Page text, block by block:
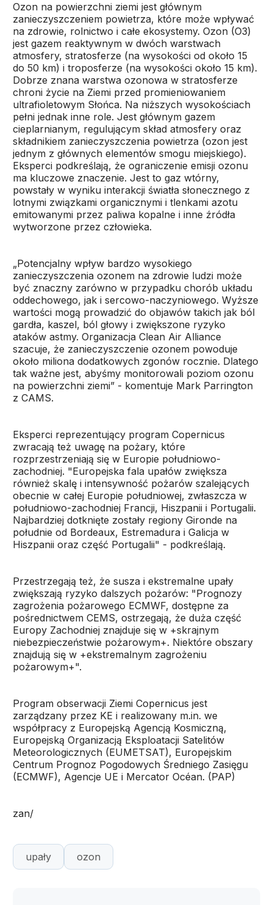
Ozon na powierzchni ziemi jest głównym
zanieczyszczeniem powietrza, które może wpływać
na zdrowie, rolnictwo i całe ekosystemy. Ozon (O3)
jest gazem reaktywnym w dwóch warstwach
atmosfery, stratosferze (na wysokości od około 15
do 50 km) i troposferze (na wysokości około 15 km).
Dobrze znana warstwa ozonowa w stratosferze
chroni życie na Ziemi przed promieniowaniem
ultrafioletowym Słońca. Na niższych wysokościach
pełni jednak inne role. Jest głównym gazem
cieplarnianym, regulującym skład atmosfery oraz
składnikiem zanieczyszczenia powietrza (ozon jest
jednym z głównych elementów smogu miejskiego).
Eksperci podkreślają, że ograniczenie emisji ozonu
ma kluczowe znaczenie. Jest to gaz wtórny,
powstały w wyniku interakcji światła słonecznego z
lotnymi związkami organicznymi i tlenkami azotu
emitowanymi przez paliwa kopalne i inne źródła
wytworzone przez człowieka.
„Potencjalny wpływ bardzo wysokiego
zanieczyszczenia ozonem na zdrowie ludzi może
być znaczny zarówno w przypadku chorób układu
oddechowego, jak i sercowo-naczyniowego. Wyższe
wartości mogą prowadzić do objawów takich jak ból
gardła, kaszel, ból głowy i zwiększone ryzyko
ataków astmy. Organizacja Clean Air Alliance
szacuje, że zanieczyszczenie ozonem powoduje
około miliona dodatkowych zgonów rocznie. Dlatego
tak ważne jest, abyśmy monitorowali poziom ozonu
na powierzchni ziemi” - komentuje Mark Parrington
z CAMS.
Eksperci reprezentujący program Copernicus
zwracają też uwagę na pożary, które
rozprzestrzeniają się w Europie południowo-
zachodniej. "Europejska fala upałów zwiększa
również skalę i intensywność pożarów szalejących
obecnie w całej Europie południowej, zwłaszcza w
południowo-zachodniej Francji, Hiszpanii i Portugalii.
Najbardziej dotknięte zostały regiony Gironde na
południe od Bordeaux, Estremadura i Galicja w
Hiszpanii oraz część Portugalii" - podkreślają.
Przestrzegają też, że susza i ekstremalne upały
zwiększają ryzyko dalszych pożarów: "Prognozy
zagrożenia pożarowego ECMWF, dostępne za
pośrednictwem CEMS, ostrzegają, że duża część
Europy Zachodniej znajduje się w +skrajnym
niebezpieczeństwie pożarowym+. Niektóre obszary
znajdują się w +ekstremalnym zagrożeniu
pożarowym+".
Program obserwacji Ziemi Copernicus jest
zarządzany przez KE i realizowany m.in. we
współpracy z Europejską Agencją Kosmiczną,
Europejską Organizacją Eksploatacji Satelitów
Meteorologicznych (EUMETSAT), Europejskim
Centrum Prognoz Pogodowych Średniego Zasięgu
(ECMWF), Agencje UE i Mercator Océan. (PAP)
zan/
upały ozon